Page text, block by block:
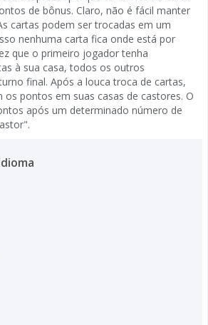
de bônus. Claro, não é fácil manter
cartas podem ser trocadas em um
nenhuma carta fica onde está por
que o primeiro jogador tenha
à sua casa, todos os outros
final. Após a louca troca de cartas,
pontos em suas casas de castores. O
após um determinado número de